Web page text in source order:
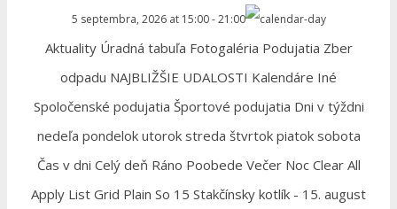
5 septembra, 2026 at 15:00-21:00
Aktuality Úradná tabuľa Fotogaléria Podujatia Zber
odpadu NAJBLIŽŠIE UDALOSTI Kalendáre Iné
Spoločenské podujatia Športové podujatia Dni v týždni
nedeľa pondelok utorok streda štvrtok piatok sobota
Čas v dni Celý deň Ráno Poobede Večer Noc Clear All
Apply List Grid Plain So 15 Stakčínsky kotlík - 15. august